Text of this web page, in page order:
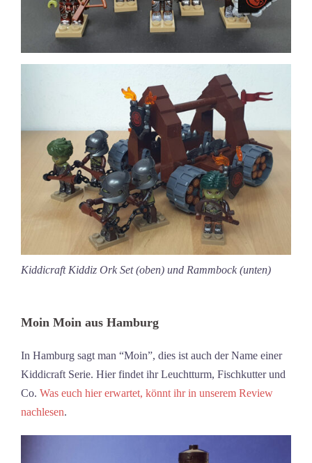
Kiddicraft Kiddiz Ork Set (oben) und Rammbock (unten)
Moin Moin aus Hamburg
In Hamburg sagt man “Moin”, dies ist auch der Name einer
Kiddicraft Serie. Hier findet ihr Leuchtturm, Fischkutter und
Co. Was euch hier erwartet, könnt ihr in unserem Review
nachlesen.